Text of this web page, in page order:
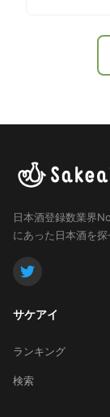
日本酒登録数業界
にあった日本酒を探
サケアイ
ランキング
検索